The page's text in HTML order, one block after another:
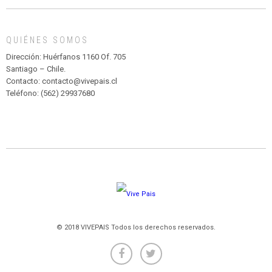
MADAGASCAR
PARQUE
HURATDO
QUIÉNES SOMOS
Dirección: Huérfanos 1160 Of. 705
Santiago – Chile.
Contacto: contacto@vivepais.cl
Teléfono: (562) 29937680
© 2018 VIVEPAIS Todos los derechos reservados.